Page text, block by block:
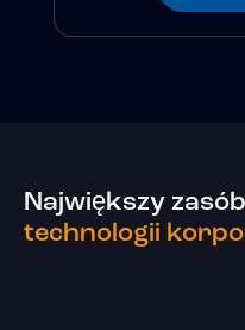
Największy
technologii